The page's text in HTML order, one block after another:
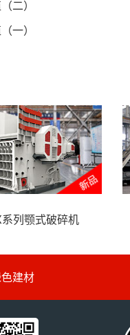
二）
一）
列颚式破碎机
建材